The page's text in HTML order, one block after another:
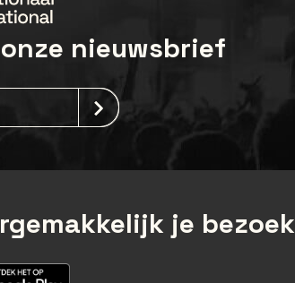
nieuwsbrief
je bezoek